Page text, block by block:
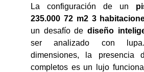
La configuración de un
235.000 72 m2 3
un desafío de diseño
ser analizado con
dimensiones, la presencia
completos es un lujo